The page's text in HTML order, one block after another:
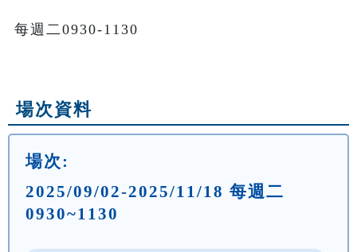
每週二0930-1130
場次資料
場次:
2025/09/02-2025/11/18 每週二
0930~1130